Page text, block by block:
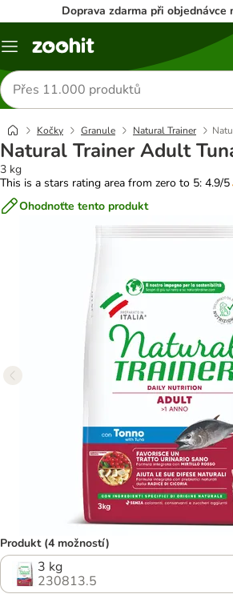
Doprava zdarma při objednávce
Menu
Hledat
produkty
Kočky Granule Natural Trainer
Natural Trainer Adult
3 kg
This is a stars rating area from zero to 5: 4.9/5
Ohodnoťte tento produkt
Produkt (4 možností)
3 kg
230813.5